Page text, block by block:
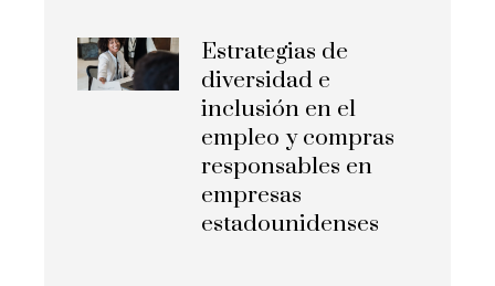
Estrategias de
diversidad e
inclusión en el
empleo y compras
responsables en
empresas
estadounidenses